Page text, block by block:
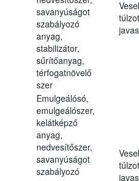
savanyúságot
szabályozó
anyag,
stabilizátor,
sűrítőanyag,
térfogatnövelő
szer
Emulgeálósó,
emulgeálószer,
kelátképző
anyag,
nedvesítőszer,
savanyúságot
szabályozó